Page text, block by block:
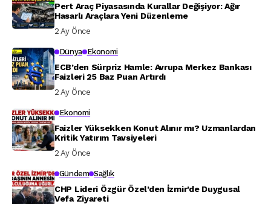
Pert Araç Piyasasında Kurallar Değişiyor: Ağır
Hasarlı Araçlara Yeni Düzenleme
2 Ay Önce
Dünya Ekonomi
ECB’den Sürpriz Hamle: Avrupa Merkez Bankası
Faizleri 25 Baz Puan Artırdı
2 Ay Önce
Ekonomi
Faizler Yüksekken Konut Alınır mı? Uzmanlardan
Kritik Yatırım Tavsiyeleri
2 Ay Önce
Gündem Sağlık
CHP Lideri Özgür Özel’den İzmir’de Duygusal
Vefa Ziyareti